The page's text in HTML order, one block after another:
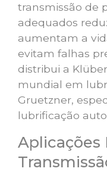
transmissão de
adequados
aumentam a
evitam falhas
distribui a
mundial em
Gruetzner,
lubrificação
Aplicações